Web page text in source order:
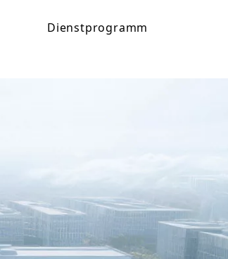
Dienstprogramm